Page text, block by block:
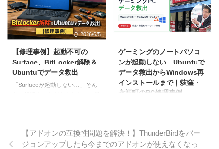
2026/6/5
【修理事例】起動不可の
Surface、BitLocker解除＆
Ubuntuでデータ救出
「Surfaceが起動しない…」そん
「分解できない」という構造上の
問題です。 Surfaceは分解できな
ゲーミングのノートパソコ
ンが起動しない…Ubuntuで
データ救出からWindows再
インストールまで｜荻窪・
永福町のPC修理事例
窪・永福町のキュリオステーショ
ンには、こうしたご相談がよく届
【アドオンの互換性問題を解決！】ThunderBirdをバー
ジョンアップしたら今までのアドオンが使えなくなっ